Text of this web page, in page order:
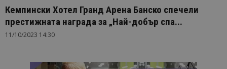
Кемпински Хотел Гранд Арена Банско спечели
престижната награда за „Най-добър спа...
11/10/2023 14:30